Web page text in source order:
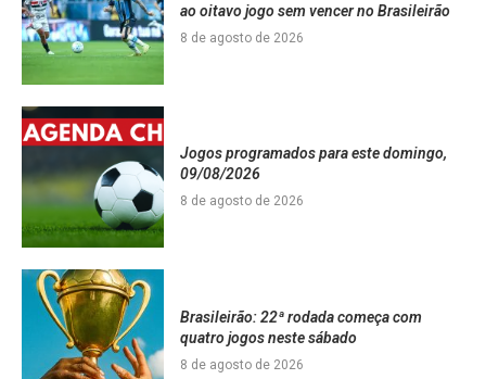
ao oitavo jogo sem vencer no Brasileirão
8 de agosto de 2026
Jogos programados para este domingo,
09/08/2026
8 de agosto de 2026
Brasileirão: 22ª rodada começa com
quatro jogos neste sábado
8 de agosto de 2026